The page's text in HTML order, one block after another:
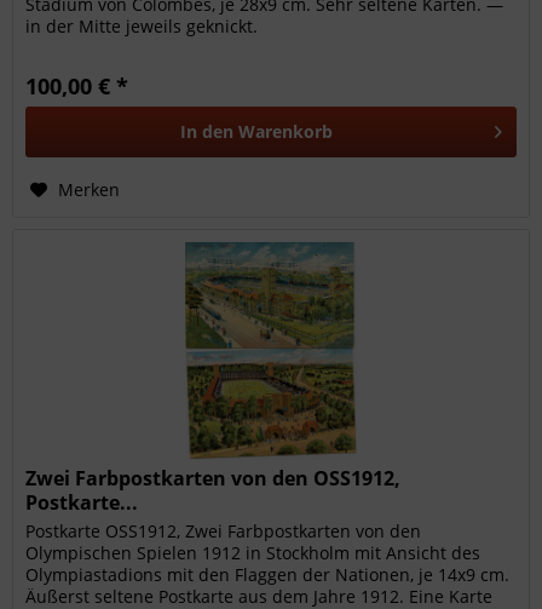
in der Mitte jeweils geknickt.
100,00 € *
In den Warenkorb
Merken
Zwei Farbpostkarten von den OSS1912,
Postkarte...
Postkarte OSS1912, Zwei Farbpostkarten von den
Olympischen Spielen 1912 in Stockholm mit Ansicht des
Olympiastadions mit den Flaggen der Nationen, je 14x9 cm.
Äußerst seltene Postkarte aus dem Jahre 1912. Eine Karte